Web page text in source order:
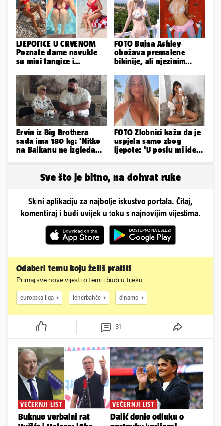
LJEPOTICE U CRVENOM
Poznate dame navukle
su mini tangice i
obline
FOTO Bujna Ashley
obožava premalene
bikinije, ali njezinim
smeta
Ervin iz Big Brothera
sada ima 180 kg: 'Nitko
na Balkanu ne izgleda
FOTO Zlobnici kažu da je
uspjela samo zbog
ljepote: 'U poslu mi ide
Sve što je bitno, na dohvat ruke
Skini aplikaciju za najbolje iskustvo portala. Čitaj,
komentiraj i budi uvijek u toku s najnovijim vijestima.
Odaberi temu koju želiš pratiti
Primaj sve nove vijesti o temi i budi u tijeku
europska liga fenerbahče dinamo
31